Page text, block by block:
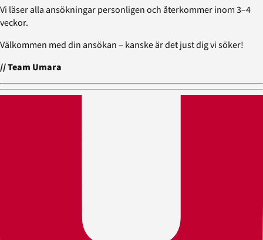
Vi läser alla ansökningar personligen och återkommer inom 3–4
veckor.
Välkommen med din ansökan – kanske är det just dig vi söker!
// Team Umara